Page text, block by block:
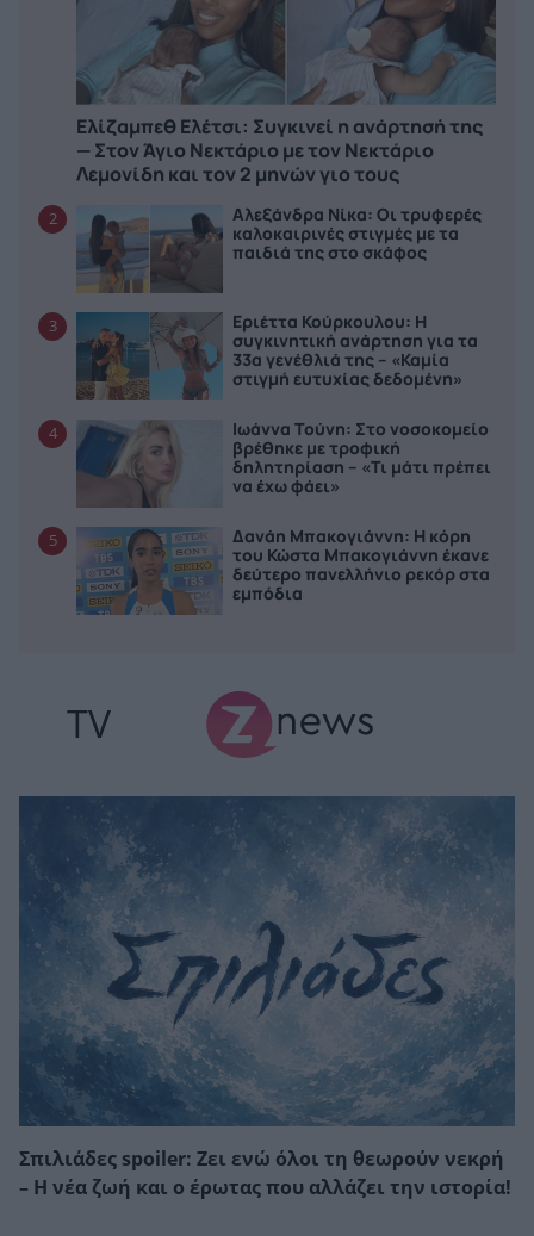
Ελίζαμπεθ Ελέτσι: Συγκινεί η ανάρτησή της
— Στον Άγιο Νεκτάριο με τον Νεκτάριο
Λεμονίδη και τον 2 μηνών γιο τους
2
Αλεξάνδρα Νίκα: Οι τρυφερές
καλοκαιρινές στιγμές με τα
παιδιά της στο σκάφος
3
Εριέττα Κούρκουλου: Η
συγκινητική ανάρτηση για τα
33α γενέθλιά της – «Καμία
στιγμή ευτυχίας δεδομένη»
4
Ιωάννα Τούνη: Στο νοσοκομείο
βρέθηκε με τροφική
δηλητηρίαση – «Τι μάτι πρέπει
να έχω φάει»
5
Δανάη Μπακογιάννη: Η κόρη
του Κώστα Μπακογιάννη έκανε
δεύτερο πανελλήνιο ρεκόρ στα
εμπόδια
TV
Σπιλιάδες spoiler: Ζει ενώ όλοι τη θεωρούν νεκρή
– Η νέα ζωή και ο έρωτας που αλλάζει την ιστορία!